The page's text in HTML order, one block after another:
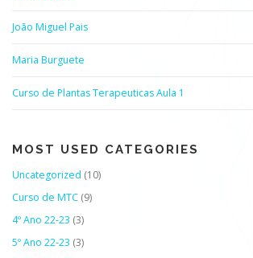
João Miguel Pais
Maria Burguete
Curso de Plantas Terapeuticas Aula 1
MOST USED CATEGORIES
Uncategorized (10)
Curso de MTC (9)
4º Ano 22-23 (3)
5º Ano 22-23 (3)